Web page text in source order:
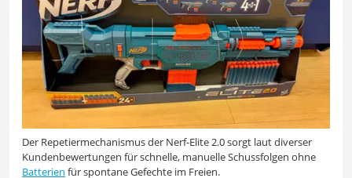
Der Repetiermechanismus der Nerf-Elite 2.0 sorgt laut diverser
Kundenbewertungen für schnelle, manuelle Schussfolgen ohne
Batterien für spontane Gefechte im Freien.